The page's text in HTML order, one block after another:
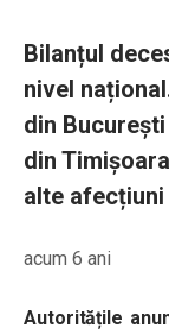
Bilanțul
nivel
din
din
alte
acum 6 ani
Autoritățile